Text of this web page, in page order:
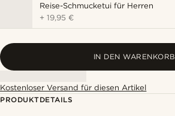
Reise-Schmucketui für Herren
+19,95 €
IN DEN WARENKORB
Kostenloser Versand für diesen Artikel
PRODUKTDETAILS